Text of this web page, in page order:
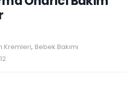
Kremleri, Bebek Bakımı